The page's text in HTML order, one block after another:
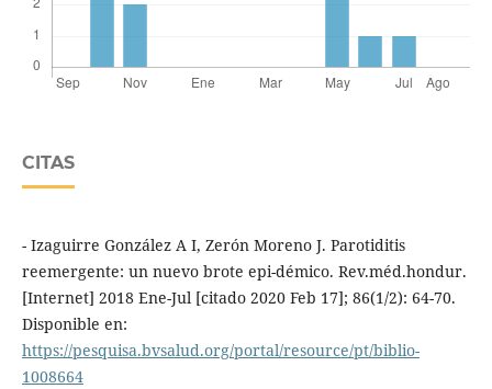
CITAS
- Izaguirre González A I, Zerón Moreno J. Parotiditis
reemergente: un nuevo brote epi-démico. Rev.méd.hondur.
[Internet] 2018 Ene-Jul [citado 2020 Feb 17]; 86(1/2): 64-70.
Disponible en:
https://pesquisa.bvsalud.org/portal/resource/pt/biblio-
1008664